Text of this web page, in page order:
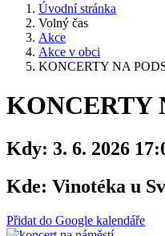
Úvodní stránka
Volný čas
Akce
Akce v obci
KONCERTY NA
KONCERTY
Kdy: 3. 6. 2026
Kde: Vinotéka u
Přidat do Google kalendáře